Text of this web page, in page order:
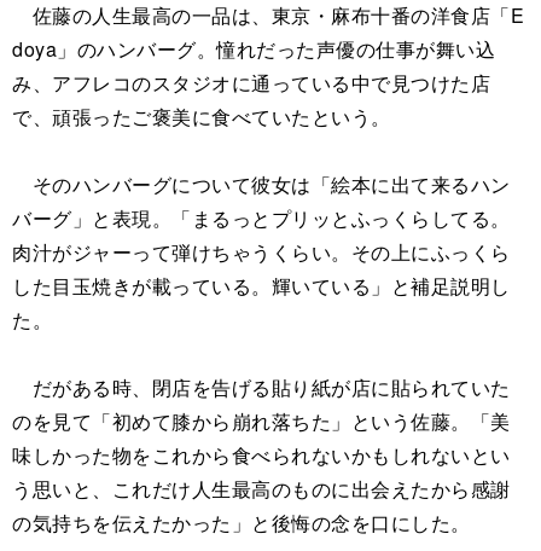
佐藤の人生最高の一品は、東京・麻布十番の洋食店「E
doya」のハンバーグ。憧れだった声優の仕事が舞い込
み、アフレコのスタジオに通っている中で見つけた店
で、頑張ったご褒美に食べていたという。
そのハンバーグについて彼女は「絵本に出て来るハン
バーグ」と表現。「まるっとプリッとふっくらしてる。
肉汁がジャーって弾けちゃうくらい。その上にふっくら
した目玉焼きが載っている。輝いている」と補足説明し
た。
だがある時、閉店を告げる貼り紙が店に貼られていた
のを見て「初めて膝から崩れ落ちた」という佐藤。「美
味しかった物をこれから食べられないかもしれないとい
う思いと、これだけ人生最高のものに出会えたから感謝
の気持ちを伝えたかった」と後悔の念を口にした。